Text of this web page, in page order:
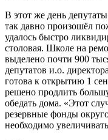
В этот же день
так давно произошёл
удалось быстро
столовая. Школе на
выделено почти 900
депутатов и.о.
готова к открытию 1
решено продлить
обедать дома. «Этот
резервные фонды
необходимо